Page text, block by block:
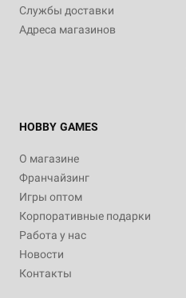
Службы доставки
Адреса магазинов
HOBBY GAMES
О магазине
Франчайзинг
Игры оптом
Корпоративные подарки
Работа у нас
Новости
Контакты